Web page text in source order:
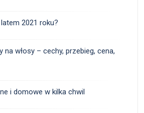
2021 roku?
na włosy – cechy, przebieg, cena,
i domowe w kilka chwil